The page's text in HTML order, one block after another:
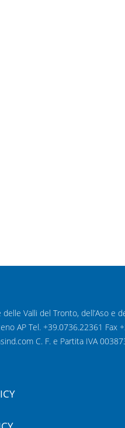
Valli del Tronto, dell’Aso e
AP Tel. +39.0736.22361 Fax
C. F. e Partita IVA